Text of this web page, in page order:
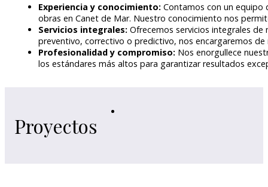
Experiencia y conocimiento: Contamos con un equipo
obras en Canet de Mar. Nuestro conocimiento nos
Servicios integrales: Ofrecemos servicios integrales
preventivo, correctivo o predictivo, nos encargaremos
Profesionalidad y compromiso: Nos enorgullece
los estándares más altos para garantizar resultados
Proyectos